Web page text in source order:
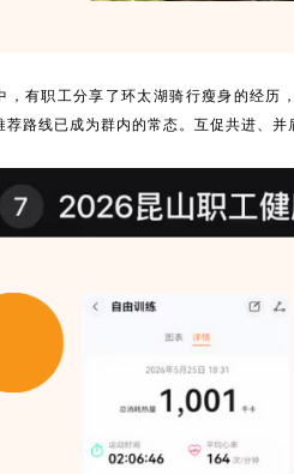
，有职工分享了环太湖骑行瘦身的经历
荐路线已成为群内的常态。互促共进、